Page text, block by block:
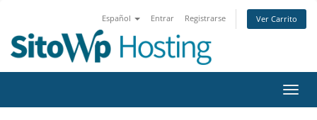
Español Entrar Registrarse Ver Carrito